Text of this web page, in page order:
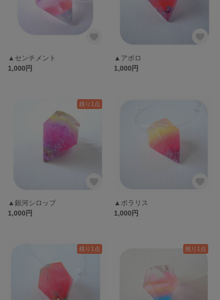
▲センチメント
1,000円
▲アポロ
1,000円
残り1点
▲銀河シロップ
1,000円
▲ポラリス
1,000円
残り1点 残り1点